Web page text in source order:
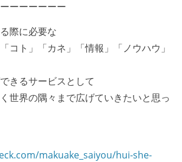
ーーーーーー
際に必要な
コト」「カネ」「情報」「ノウハウ」
きるサービスとして
世界の隅々まで広げていきたいと思っ
makuake_saiyou/hui-she-